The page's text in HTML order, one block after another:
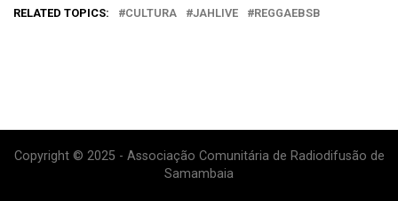
RELATED TOPICS: CULTURA JAHLIVE REGGAEBSB
Copyright © 2025 - Associação Comunitária de Radiodifusão de
Samambaia